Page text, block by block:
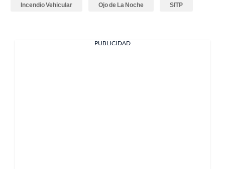
Incendio Vehicular Ojo de La Noche SITP
PUBLICIDAD